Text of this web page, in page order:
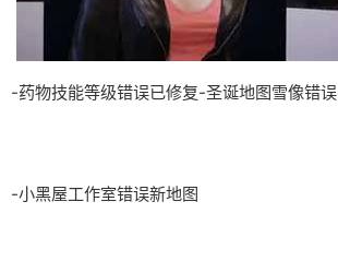
-药物技能等级错误已修复-圣诞地图雪像错误
-小黑屋工作室错误新地图